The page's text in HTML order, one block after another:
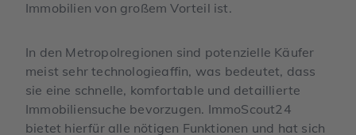
Immobilien von großem Vorteil ist.
In den Metropolregionen sind potenzielle Käufer
meist sehr technologieaffin, was bedeutet, dass
sie eine schnelle, komfortable und detaillierte
Immobiliensuche bevorzugen. ImmoScout24
bietet hierfür alle nötigen Funktionen und hat sich